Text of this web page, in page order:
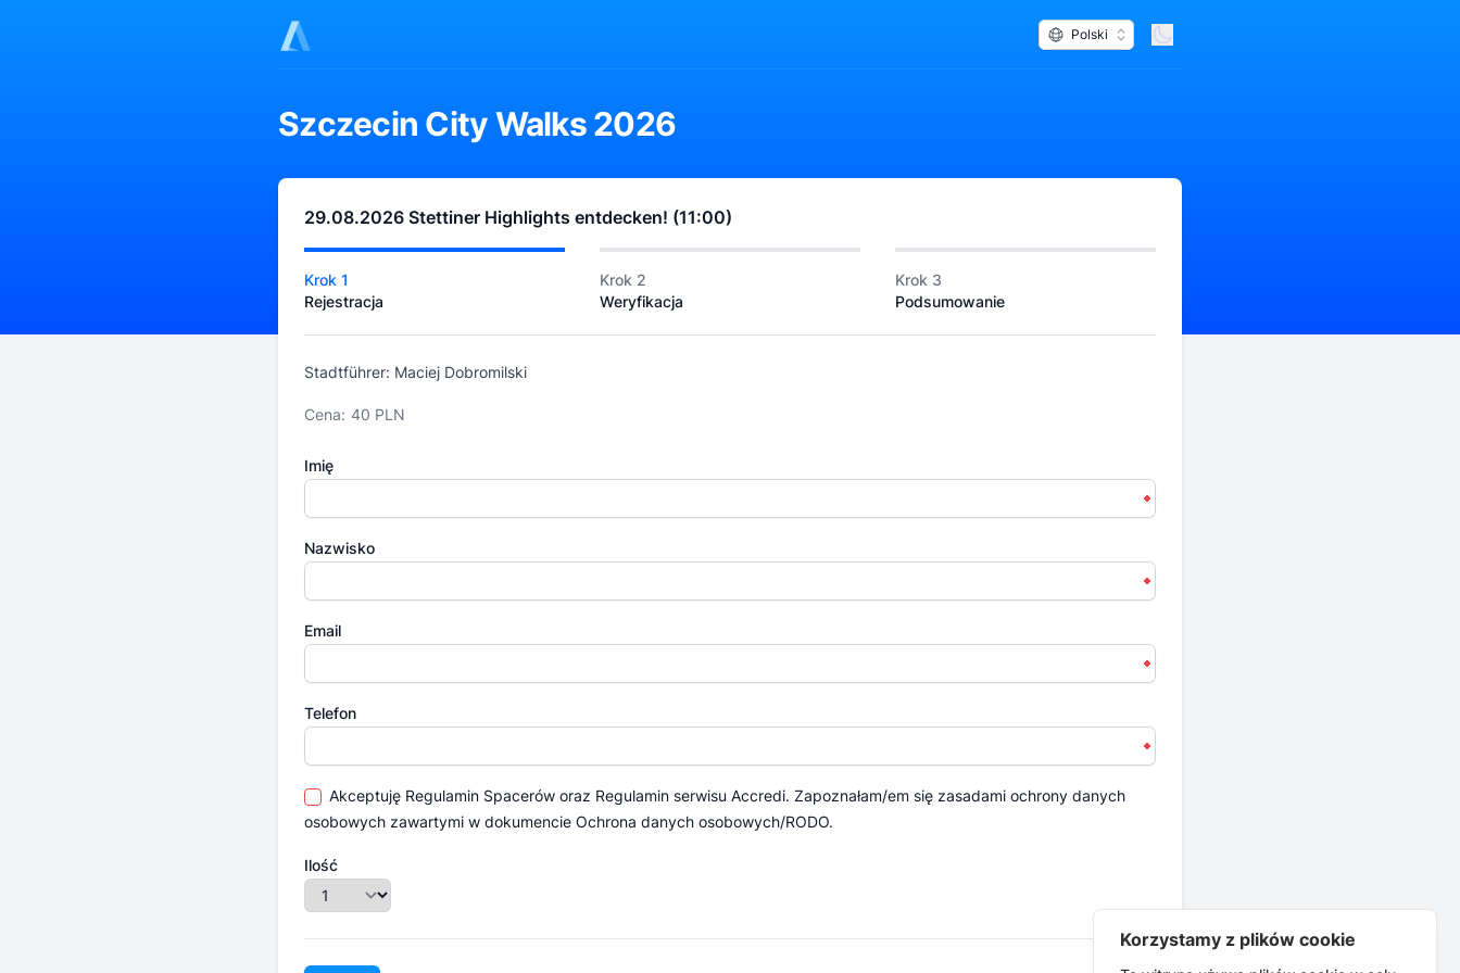
Polski
Szczecin City Walks 2026
29.08.2026 Stettiner Highlights entdecken! (11:00)
Krok 1
Rejestracja
Krok 2
Weryfikacja
Krok 3
Podsumowanie
Stadtführer: Maciej Dobromilski
Cena: 40 PLN
Imię
Nazwisko
Email
Telefon
Akceptuję Regulamin Spacerów oraz Regulamin serwisu Accredi. Zapoznałam/em się zasadami ochrony danych
osobowych zawartymi w dokumencie Ochrona danych osobowych/RODO.
Ilość
Korzystamy z plików cookie